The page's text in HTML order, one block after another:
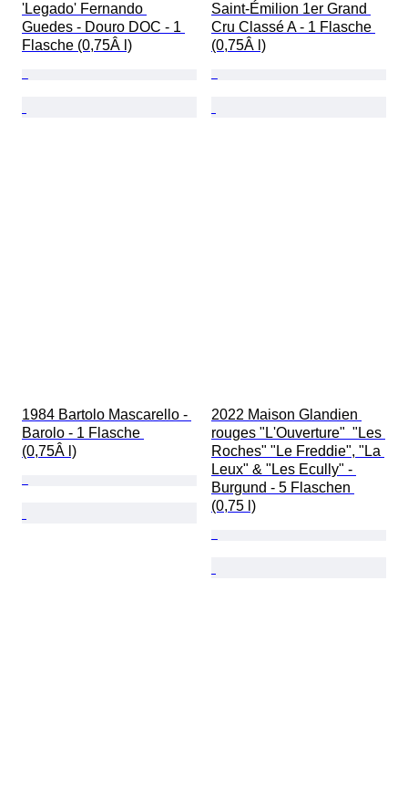
'Legado' Fernando
Guedes - Douro DOC - 1
Flasche (0,75Â l)
Saint-Émilion 1er Grand
Cru Classé A - 1 Flasche
(0,75Â l)
1984 Bartolo Mascarello -
Barolo - 1 Flasche
(0,75Â l)
2022 Maison Glandien
rouges "L'Ouverture"  "Les
Roches" "Le Freddie", "La
Leux" & "Les Ecully" -
Burgund - 5 Flaschen
(0,75 l)